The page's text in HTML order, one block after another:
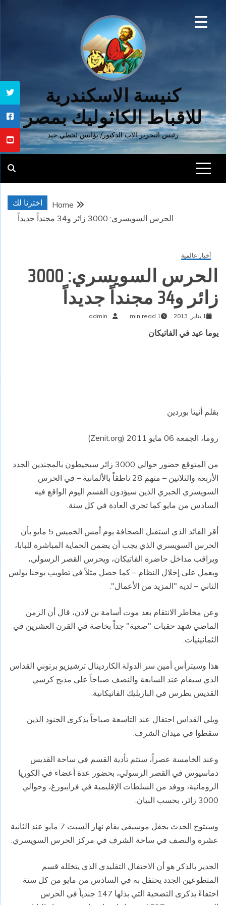
كنيسة الاسكندرية
للاقباط الكاثوليك بمصر
رئيس التحرير الاب الدكتور/ يؤانس لحظي جيد
اخترنا لك
Home
الحرس السويسري: 3000 زائر و34 مجنداً جديداً
أخبار عالمية
الحرس السويسري: 3000
زائر و34 مجنداً جديداً
1 يناير, 2013 1 min read
admin
يوما عيد في الفاتيكان
بقلم أنيتا بوردين
روما، الجمعة 06 مايو 2011 (Zenit.org)
من المتوقع حضور حوالي 3000 زائر سيحيطون بالمجندين الجدد
الأربعة والثلاثين – منهم 28 ناطقاً بالألمانية – في الحرس
السويسري الحبري الذين سيؤدون القسم اليوم الواقع فيه
السادس من مايو كما تجري العادة في كل سنة.
أقر القائد الذي استقبل الصحافة يوم أمس الخميس 5 مايو بأن
الحرس السويسري الذي يجب أن يضمن الحماية المباشرة للبابا،
ويراقب مداخل حاضرة الفاتيكان، ويحرس القصر الرسولي،
ويعمل على إحلال النظام – كما حصل مثلاً في تطويب يوحنا بولس
الثاني – لديه "المزيد من الأعمال".
وعن مخاطر الانتقام بعد موت أسامة بن لادن، قال أن الزمن
الماضي شهد حقبات "صعبة" جداً بخاصة في القرن العشرين في
الثمانينيات.
هذا وسيترأس أمين سر الدولة الكاردينال ترشيزيو برتوني القداس
الذي سيقام عند السابعة والنصف صباحاً على مذبح كرسي
القديس بطرس في البازيليك الفاتيكانية.
ويلي القداس احتفال عند التاسعة صباحاً بذكرى الجنود الذين
سقطوا في ميدان الشرف.
وعند الخامسة عصراً، ستتم تأدية القسم في ساحة القديس
دماسيوس في القصر الرسولي، بحضور عدة أعضاء في الكوريا
الرومانية، ووفد من السلطات الإقليمية في فرايبورغ، وحوالي
3000 زائر، بحسب البيان.
وسيتوج الحدث بحفل موسيقي يقام نهار السبت 7 مايو عند الثانية
عشرة والنصف في ساحة الشرف في مركز الحرس السويسري.
الجدير بالذكر هو أن الاحتفال التقليدي الذي يتخلله قسم
المتطوعين الجدد يحتفل به في السادس من مايو من كل سنة
احتفاءً بذكرى التضحية التي بذلها 147 جندياً في الحرس